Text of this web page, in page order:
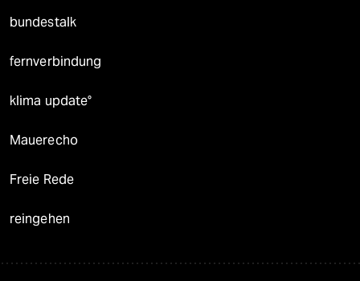
bundestalk
fernverbindung
klima update°
Mauerecho
Freie Rede
reingehen